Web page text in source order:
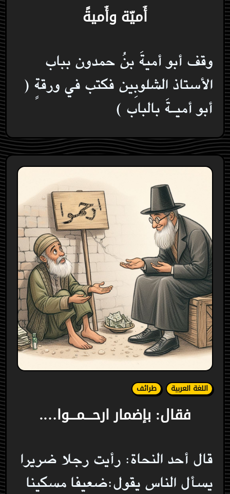
أُميّة وأُميةً
وقف أبو أميةَ بنُ حمدون بباب
الأستاذ الشلوبِين فكتب في ورقةٍ (
أبو أميـةَ بالباب )
اللغة العربية طرائف
فقال: بإضمار ارحـــمـــوا….
قال أحد النحاة: رأيت رجلا ضريرا
يسأل الناس يقول:ضعيفا مسكينا